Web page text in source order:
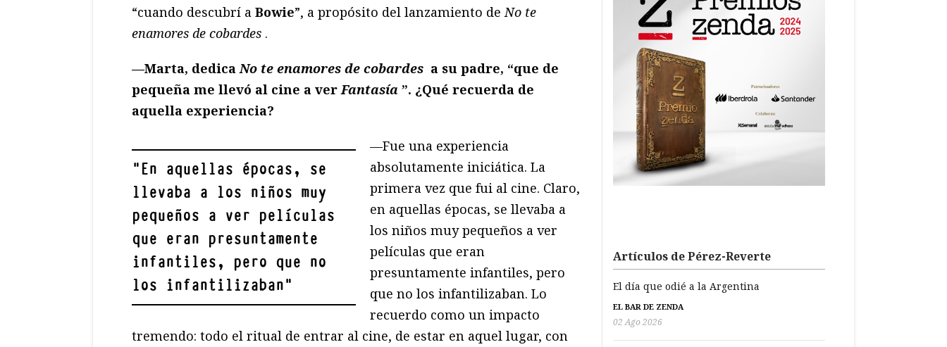
“cuando descubrí a Bowie”, a propósito del lanzamiento de No te
enamores de cobardes .
—Marta, dedica No te enamores de cobardes a su padre, “que de
pequeña me llevó al cine a ver Fantasía ”. ¿Qué recuerda de
aquella experiencia?
"En aquellas épocas, se
llevaba a los niños muy
pequeños a ver películas
que eran presuntamente
infantiles, pero que no
los infantilizaban"
—Fue una experiencia
absolutamente iniciática. La
primera vez que fui al cine. Claro,
en aquellas épocas, se llevaba a
los niños muy pequeños a ver
películas que eran
presuntamente infantiles, pero
que no los infantilizaban. Lo
recuerdo como un impacto
tremendo: todo el ritual de entrar al cine, de estar en aquel lugar, con
Artículos de Pérez-Reverte
El día que odié a la Argentina
EL BAR DE ZENDA
02 Ago 2026